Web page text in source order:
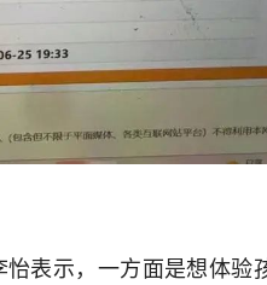
表示，一方面是想体验